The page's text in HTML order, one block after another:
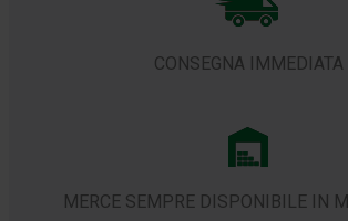
CONSEGNA IMMEDIATA
MERCE SEMPRE DISPONIBILE IN